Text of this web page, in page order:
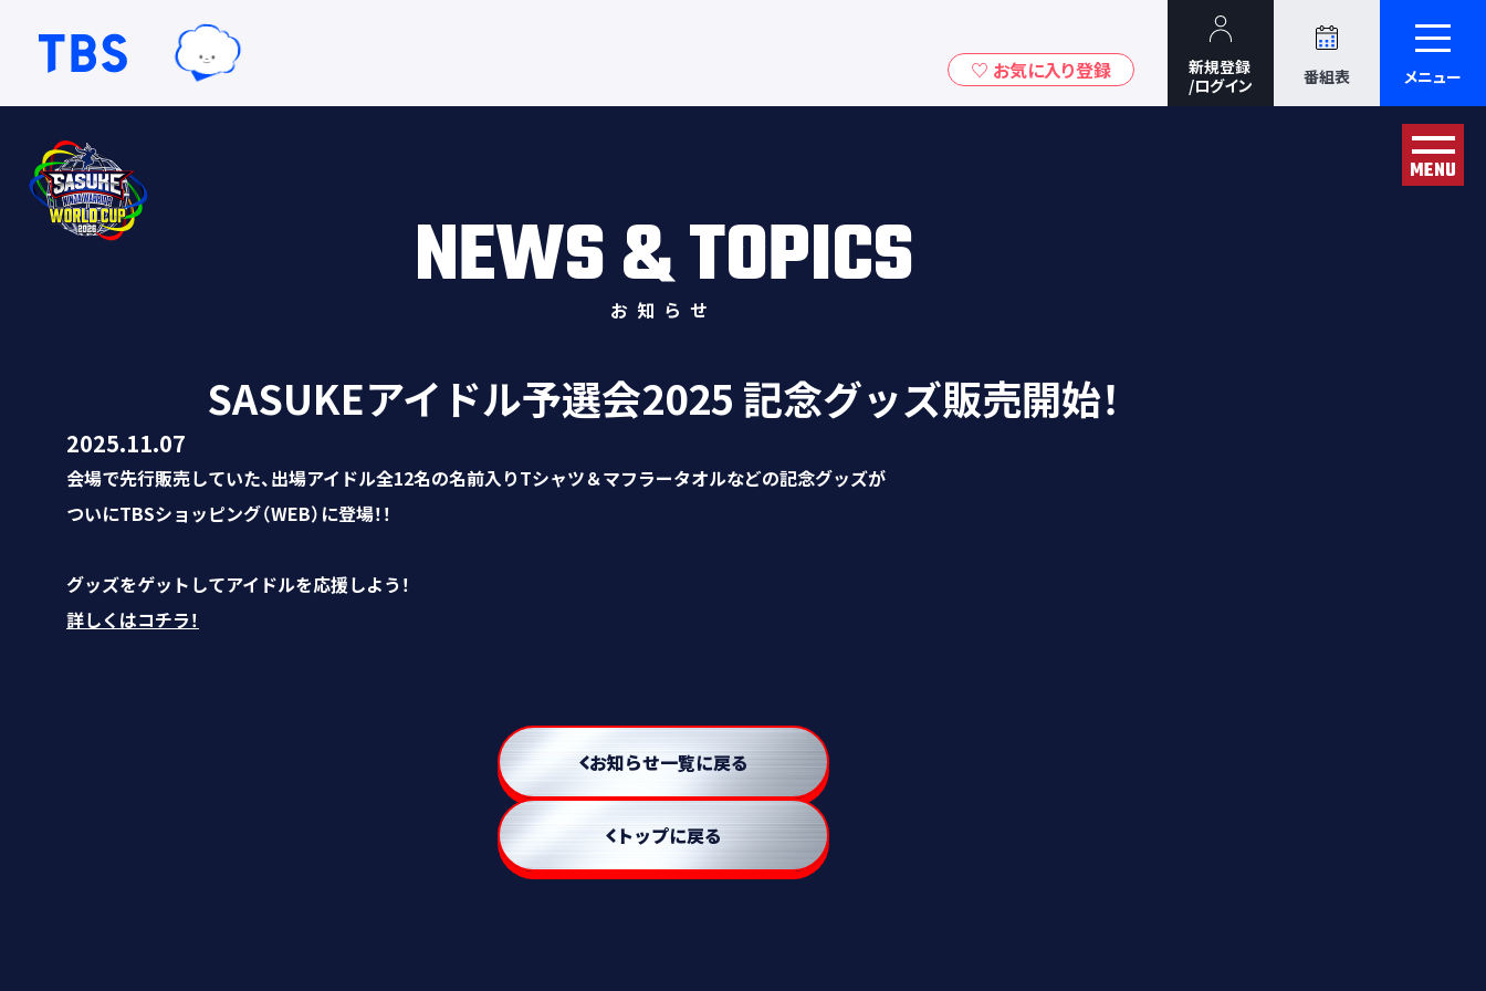
TBSテレビ｜ときめくときを。
番組表 メニュー
MENU
NEWS & TOPICS
お知らせ
SASUKEアイドル予選会2025 記念グッズ販売開始！
2025.11.07
会場で先行販売していた、出場アイドル全12名の名前入りTシャツ＆マフラータオルなどの記念グッズが
ついにTBSショッピング（WEB）に登場！！
グッズをゲットしてアイドルを応援しよう！
詳しくはコチラ！
お知らせ一覧に戻る
トップに戻る